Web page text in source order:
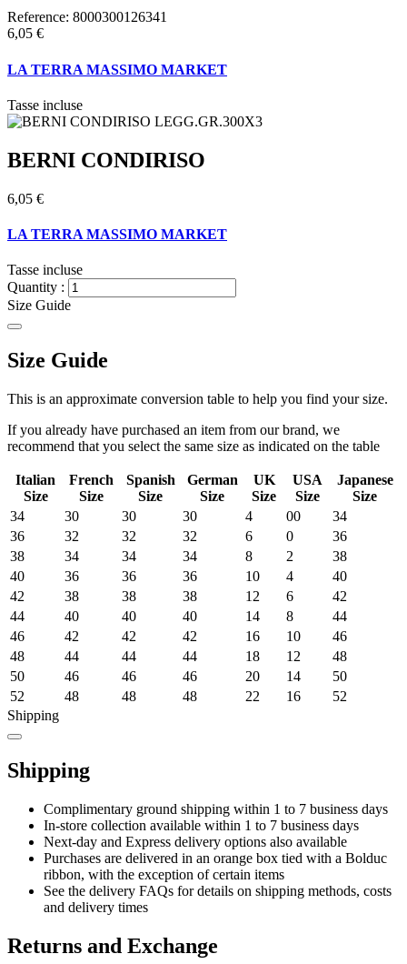
Reference: 8000300126341
6,05 €
LA TERRA MASSIMO MARKET
Tasse incluse
BERNI CONDIRISO
6,05 €
LA TERRA MASSIMO MARKET
Tasse incluse
Quantity :
Size Guide
Size Guide
This is an approximate conversion table to help you find your size.
If you already have purchased an item from our brand, we
recommend that you select the same size as indicated on the table
Italian
Size
French
Size
Spanish
Size
German
Size
UK
Size
USA
Size
Japanese
Size
34
30 30 30 4 00
34
36
32 32 32 6 0
36
38
34 34 34 8 2
38
40
36 36 36 10 4
40
42
38 38 38 12 6
42
44
40 40 40 14 8
44
46
42 42 42 16 10
46
48
44 44 44 18 12
48
50
46 46 46 20 14
50
52
48 48 48 22 16
52
Shipping
Shipping
Complimentary ground shipping within 1 to 7 business days
In-store collection available within 1 to 7 business days
Next-day and Express delivery options also available
Purchases are delivered in an orange box tied with a Bolduc
ribbon, with the exception of certain items
See the delivery FAQs for details on shipping methods, costs
and delivery times
Returns and Exchange